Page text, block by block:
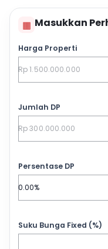
▦ Masukkan
Harga Properti
Jumlah DP
Persentase DP
Suku Bunga Fixed (%)